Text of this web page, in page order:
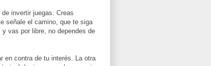
invertir juegas. Creas
señale el camino, que te siga
vas por libre, no dependes de
en contra de tu interés. La otra